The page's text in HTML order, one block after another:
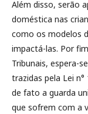
Além disso, serão
doméstica nas
como os modelos
impactá-las. Por
Tribunais, espera-
trazidas pela Lei
de fato a guarda
que sofrem com a